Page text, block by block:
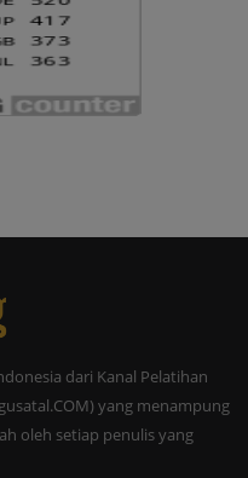
dari Kanal Pelatihan
yang menampung
oleh setiap penulis yang